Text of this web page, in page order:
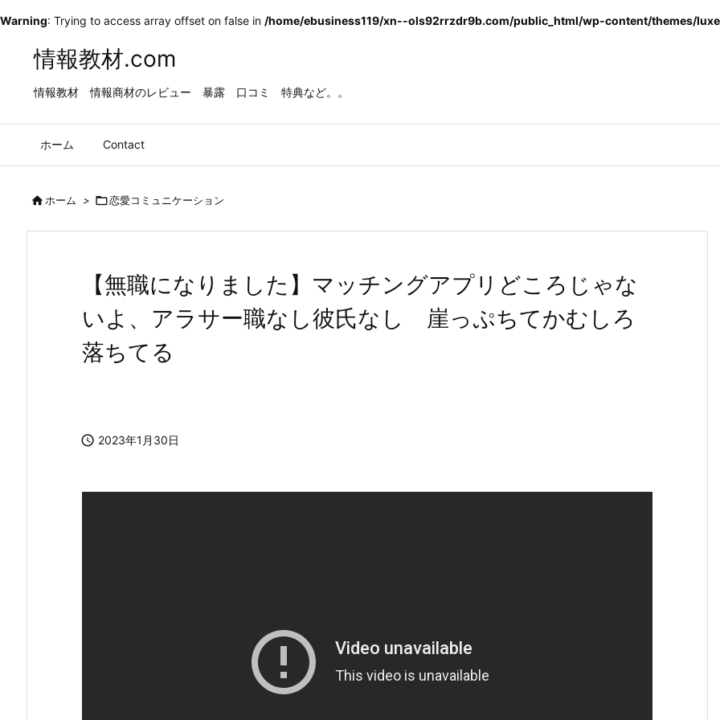
Warning: Trying to access array offset on false in /home/ebusiness119/xn--ols92rrzdr9b.com/public_html/wp-content/themes/
情報教材.com
情報教材 情報商材のレビュー 暴露 口コミ 特典など。。
ホーム Contact
ホーム > 恋愛コミュニケーション
【無職になりました】マッチングアプリどころじゃな
いよ、アラサー職なし彼氏なし 崖っぷちてかむしろ
落ちてる
 2023年1月30日